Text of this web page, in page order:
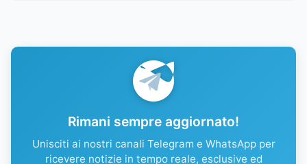
Rimani sempre aggiornato!
Unisciti ai nostri canali Telegram e WhatsApp per
ricevere notizie in tempo reale, esclusive ed